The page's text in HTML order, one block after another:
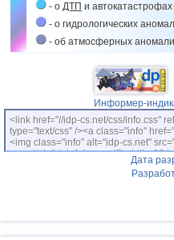
- о ДТП и автокатастрофах
- о гидрологических
- об атмосферных
Информер-
<link href="//idp-cs.net/css/info.css"
type="text/css" /><a class="info"
<img class="info" alt="idp-cs.net"
cs.net/pix/idpinfok_sm.gif" width=88
Дата